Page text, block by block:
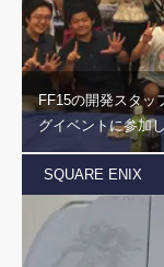
FF15の開発スタ
グイベントに参加
SQUARE ENIX